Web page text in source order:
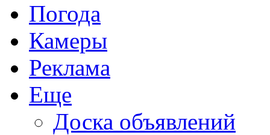
Погода
Камеры
Реклама
Еще
Доска объявлений